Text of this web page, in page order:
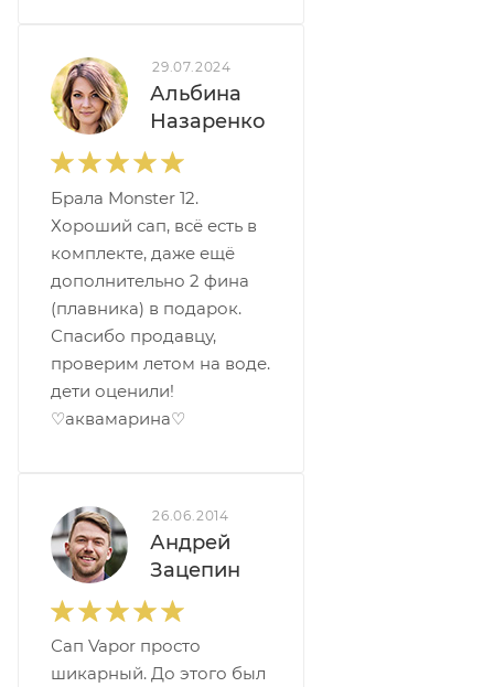
29.07.2024
Альбина
Назаренко
Брала Monster 12.
Хороший сап, всё есть в
комплекте, даже ещё
дополнительно 2 фина
(плавника) в подарок.
Спасибо продавцу,
проверим летом на воде.
дети оценили!
♡аквамарина♡
26.06.2014
Андрей
Зацепин
Сап Vapor просто
шикарный. До этого был